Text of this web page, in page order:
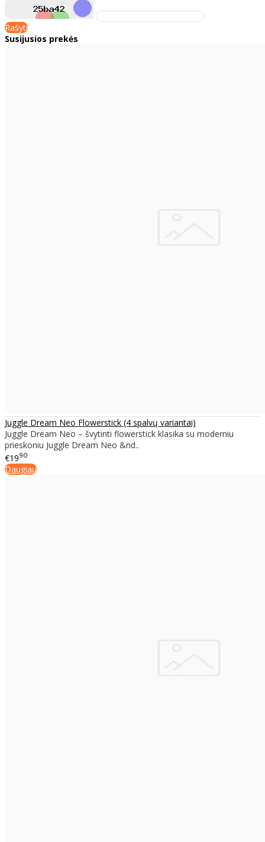
Rašyti
Susijusios prekės
Juggle Dream Neo Flowerstick (4 spalvų variantai)
Juggle Dream Neo – švytinti flowerstick klasika su moderniu
prieskoniu Juggle Dream Neo &nd..
€1990
Daugiau